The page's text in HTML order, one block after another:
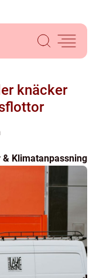
knäcker
Klimatanpassning